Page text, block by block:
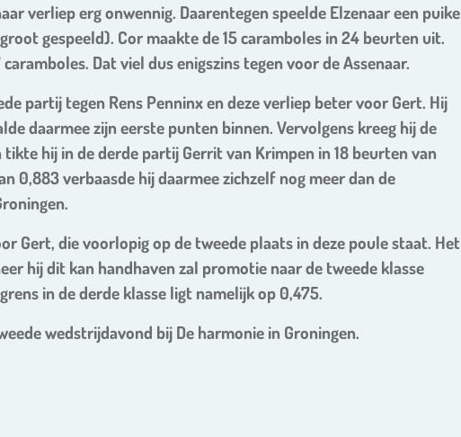
verliep erg onwennig. Daarentegen speelde Elzenaar een puike
gespeeld). Cor maakte de 15 caramboles in 24 beurten uit.
Dat viel dus enigszins tegen voor de Assenaar.
partij tegen Rens Penninx en deze verliep beter voor Gert. Hij
daarmee zijn eerste punten binnen. Vervolgens kreeg hij de
hij in de derde partij Gerrit van Krimpen in 18 beurten van
0,883 verbaasde hij daarmee zichzelf nog meer dan de
Gert, die voorlopig op de tweede plaats in deze poule staat. Het
hij dit kan handhaven zal promotie naar de tweede klasse
in de derde klasse ligt namelijk op 0,475.
wedstrijdavond bij De harmonie in Groningen.